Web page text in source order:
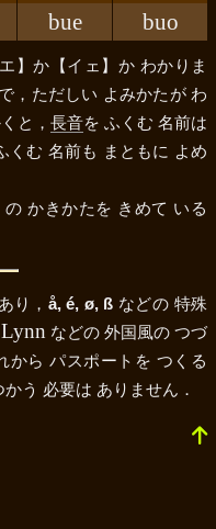
bue buo
エ】か 【イェ】 か わかりま
，ただしい よみかたが わ
と， 長音を ふくむ 名前は
くむ 名前も まともに よめ
の かきかたを きめて いる
り， å, é, ø, ß などの 特殊
などの 外国風の つづ
から パスポートを つくる
う 必要は ありません．